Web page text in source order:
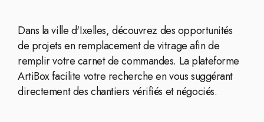
Dans la ville d'Ixelles, découvrez des opportunités
de projets en remplacement de vitrage afin de
remplir votre carnet de commandes. La plateforme
ArtiBox facilite votre recherche en vous suggérant
directement des chantiers vérifiés et négociés.